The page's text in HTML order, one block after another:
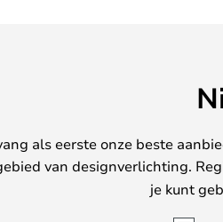
als eerste onze beste
van designverlichting.
je kunt